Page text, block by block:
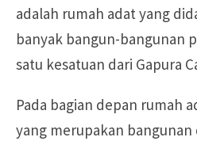
adalah rumah adat yang
banyak bangun-bangunan
satu kesatuan dari Gapura
Pada bagian depan rumah
yang merupakan bangunan